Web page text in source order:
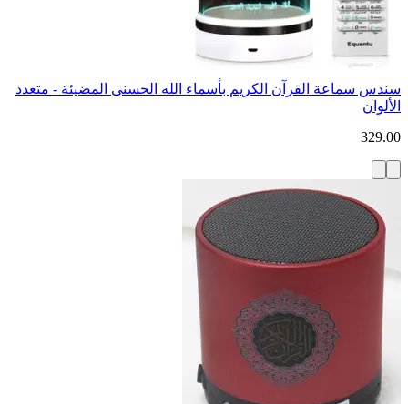
سندس سماعة القرآن الكريم بأسماء الله الحسنى المضيئة - متعدد
الألوان
329.00